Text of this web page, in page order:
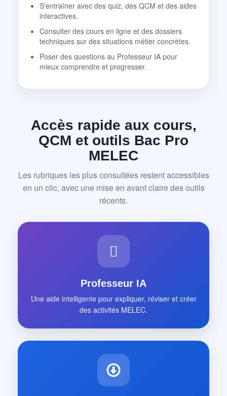
S'entraîner avec des quiz, des QCM et des aides
interactives.
Consulter des cours en ligne et des dossiers
techniques sur des situations métier concrètes.
Poser des questions au Professeur IA pour
mieux comprendre et progresser.
Accès rapide aux cours,
QCM et outils Bac Pro
MELEC
Les rubriques les plus consultées restent accessibles
en un clic, avec une mise en avant claire des outils
récents.
Professeur IA
Une aide intelligente pour expliquer, réviser et créer
des activités MELEC.